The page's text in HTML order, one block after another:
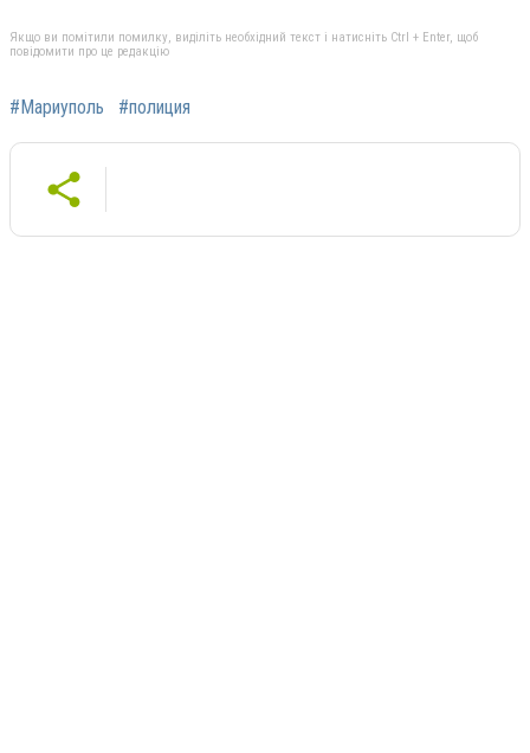
Якщо ви помітили помилку, виділіть необхідний текст і натисніть Ctrl + Enter, щоб
повідомити про це редакцію
#Мариуполь #полиция